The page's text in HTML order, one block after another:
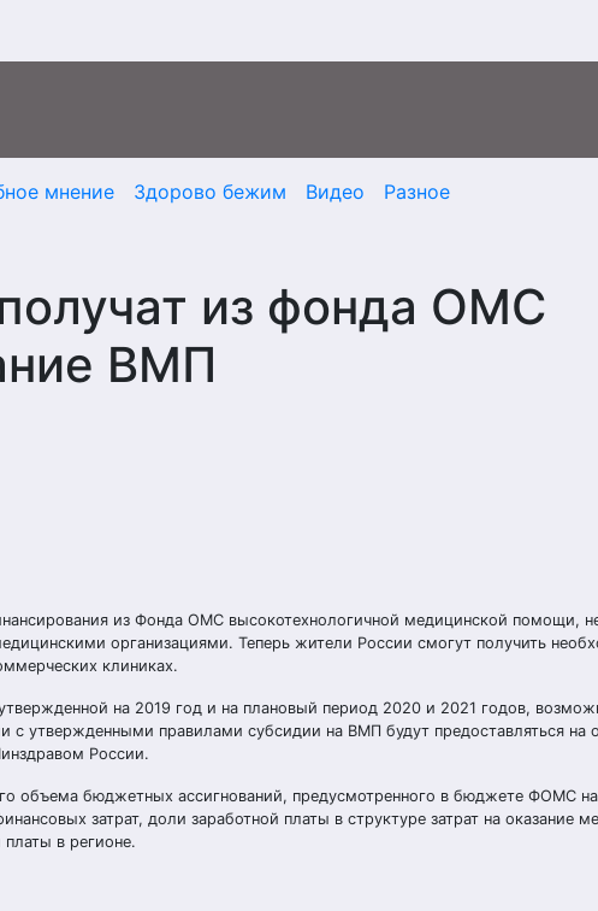
мнение Здорово бежим Видео Разное
из фонда ОМС
ВМП
из Фонда ОМС высокотехнологичной медицинской помощи,
организациями. Теперь жители России смогут получить
клиниках.
на 2019 год и на плановый период 2020 и 2021 годов,
с утвержденными правилами субсидии на ВМП будут предоставляться на
России.
объема бюджетных ассигнований, предусмотренного в бюджете ФОМС
затрат, доли заработной платы в структуре затрат на оказание
в регионе.